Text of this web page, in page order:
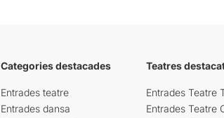
Categories destacades
Entrades teatre
Entrades dansa
Teatres
Entrades Teatre
Entrades Teatre